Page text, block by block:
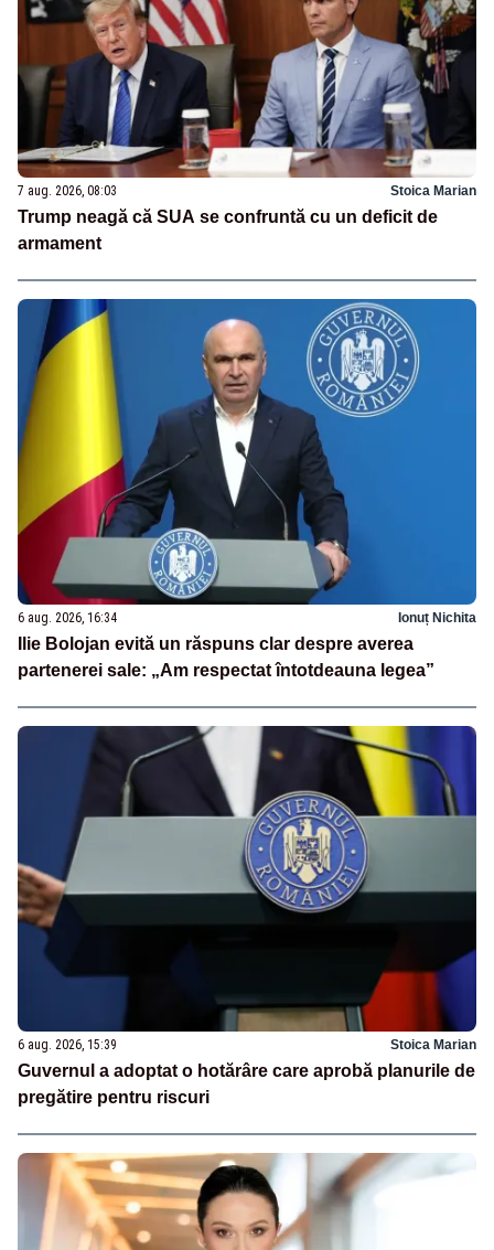
7 aug. 2026, 08:03 Stoica Marian
Trump neagă că SUA se confruntă cu un deficit de
armament
6 aug. 2026, 16:34 Ionuț Nichita
Ilie Bolojan evită un răspuns clar despre averea
partenerei sale: „Am respectat întotdeauna legea”
6 aug. 2026, 15:39 Stoica Marian
Guvernul a adoptat o hotărâre care aprobă planurile de
pregătire pentru riscuri